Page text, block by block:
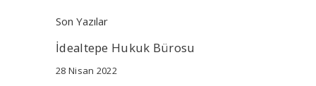
Son Yazılar
İdealtepe Hukuk Bürosu
28 Nisan 2022